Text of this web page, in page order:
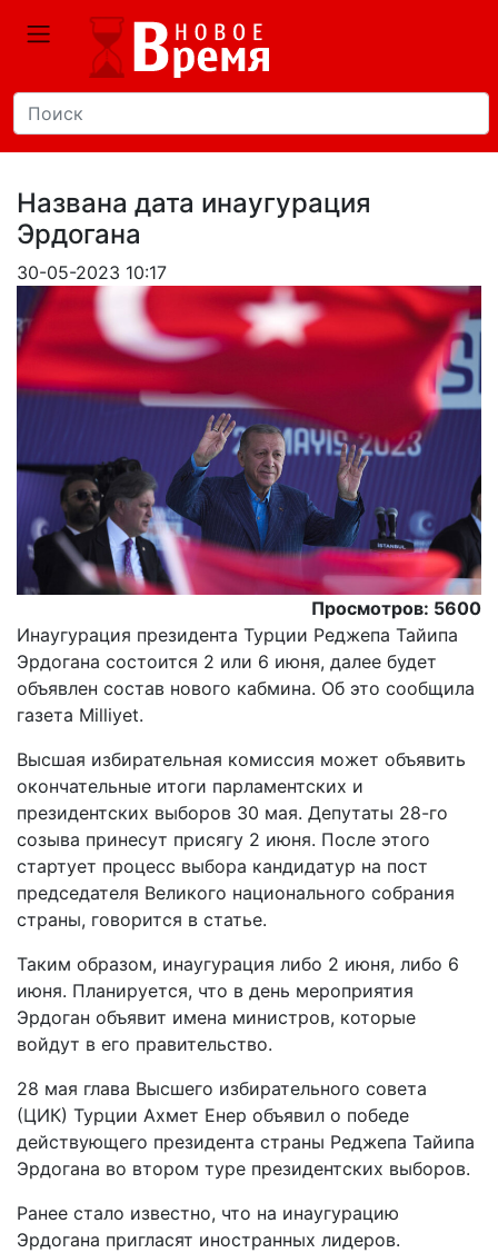
Названа дата инаугурация
Эрдогана
30-05-2023 10:17
Просмотров: 5600
Инаугурация президента Турции Реджепа Тайипа
Эрдогана состоится 2 или 6 июня, далее будет
объявлен состав нового кабмина. Об это сообщила
газета Milliyet.
Высшая избирательная комиссия может объявить
окончательные итоги парламентских и
президентских выборов 30 мая. Депутаты 28-го
созыва принесут присягу 2 июня. После этого
стартует процесс выбора кандидатур на пост
председателя Великого национального собрания
страны, говорится в статье.
Таким образом, инаугурация либо 2 июня, либо 6
июня. Планируется, что в день мероприятия
Эрдоган объявит имена министров, которые
войдут в его правительство.
28 мая глава Высшего избирательного совета
(ЦИК) Турции Ахмет Енер объявил о победе
действующего президента страны Реджепа Тайипа
Эрдогана во втором туре президентских выборов.
Ранее стало известно, что на инаугурацию
Эрдогана пригласят иностранных лидеров.